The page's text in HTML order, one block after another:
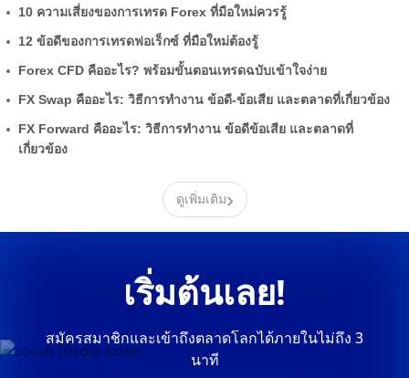
10 ความเสี่ยงของการเทรด Forex ที่มือใหม่ควรรู้
12 ข้อดีของการเทรดฟอเร็กซ์ ที่มือใหม่ต้องรู้
Forex CFD คืออะไร? พร้อมขั้นตอนเทรดฉบับเข้าใจง่าย
FX Swap คืออะไร: วิธีการทำงาน ข้อดี-ข้อเสีย และตลาดที่เกี่ยวข้อง
FX Forward คืออะไร: วิธีการทำงาน ข้อดีข้อเสีย และตลาดที่
เกี่ยวข้อง
ดูเพิ่มเติม›
เริ่มต้นเลย!
สมัครสมาชิกและเข้าถึงตลาดโลกได้ภายในไม่ถึง 3
นาที